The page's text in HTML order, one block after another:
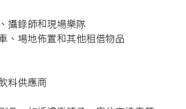
攝錄師和現場樂隊
、場地佈置和其他租借物品
料供應商